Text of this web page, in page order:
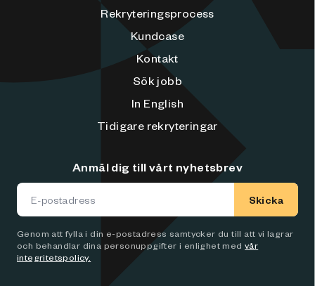
Rekryteringsprocess
Kundcase
Kontakt
Sök jobb
In English
Tidigare rekryteringar
Anmäl dig till vårt nyhetsbrev
Skicka
Genom att fylla i din e-postadress samtycker du till att vi lagrar
och behandlar dina personuppgifter i enlighet med vår
integritetspolicy.